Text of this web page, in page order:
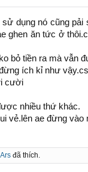
dụng nó cũng
ghen ăn tức ở
bỏ tiền ra mà
ích kỉ như
cười
nhiều thứ khác.
vẻ.lên ae đừng vào
đã thích.